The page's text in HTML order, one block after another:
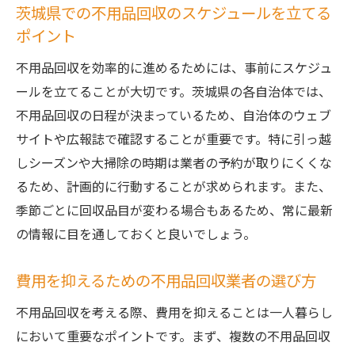
茨城県で一人暮らし不用品回収のタイミングと
整理整頓の秘訣
季節ごとの不用品回収タイミングと理由
定期的な整理整頓で茨城県の暮らしを快適
に
不用品回収の頻度を見直すためのポイント
一人暮らし初心者が陥りやすい整理整頓の
ミス
茨城県での片付けを継続するための習慣作
不用品回収で気付かされる生活の中の無駄
不用品回収を活用した茨城県での環境に優しい
一人暮らしの実現
茨城県での不用品回収のスケジュールを立てる
ポイント
不用品回収を効率的に進めるためには、事前にスケジュ
ールを立てることが大切です。茨城県の各自治体では、
不用品回収の日程が決まっているため、自治体のウェブ
サイトや広報誌で確認することが重要です。特に引っ越
しシーズンや大掃除の時期は業者の予約が取りにくくな
るため、計画的に行動することが求められます。また、
季節ごとに回収品目が変わる場合もあるため、常に最新
の情報に目を通しておくと良いでしょう。
費用を抑えるための不用品回収業者の選び方
不用品回収を考える際、費用を抑えることは一人暮らし
において重要なポイントです。まず、複数の不用品回収